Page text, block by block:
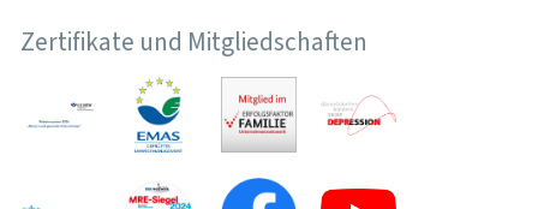
Zertifikate und Mitgliedschaften